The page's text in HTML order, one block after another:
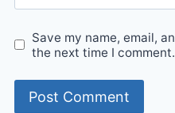
Save my name, email,
the next time I comment.